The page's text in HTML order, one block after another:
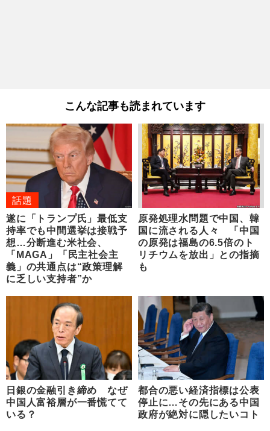
こんな記事も読まれています
話題
遂に「トランプ氏」最低支
持率でも中間選挙は接戦予
想…分断進む米社会、
「MAGA」「民主社会主
義」の共通点は“政策理解
に乏しい支持者”か
原発処理水問題で中国、韓
国に流される人々 「中国
の原発は福島の6.5倍のト
リチウムを放出」との指摘
も
日銀の金融引き締め なぜ
中国人富裕層が一番慌てて
いる？
都合の悪い経済指標は公表
停止に…その先にある中国
政府が絶対に隠したいコト